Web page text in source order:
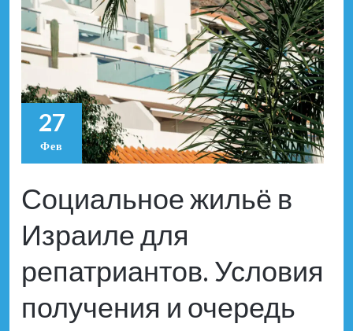
27
Фев
Социальное жильё в
Израиле для
репатриантов. Условия
получения и очередь